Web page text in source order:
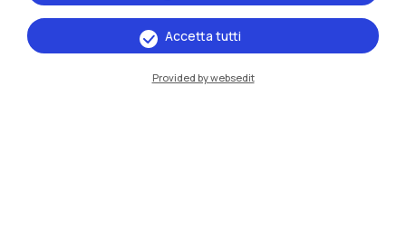
IT EN
Sedi
Milano Leonardo
Accetta tutti
Provided by websedit